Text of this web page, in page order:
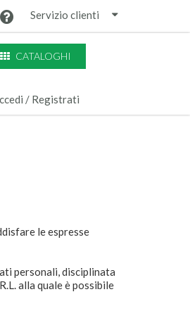
Servizio clienti
CATALOGHI
/ Registrati
le espresse
personali, disciplinata
alla quale è possibile